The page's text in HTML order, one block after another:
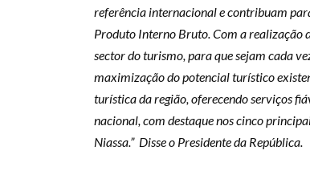
referência internacional e contribuam
Produto Interno Bruto. Com a realização
sector do turismo, para que sejam cada
maximização do potencial turístico
turística da região, oferecendo serviços
nacional, com destaque nos cinco
Niassa.” Disse o Presidente da República.